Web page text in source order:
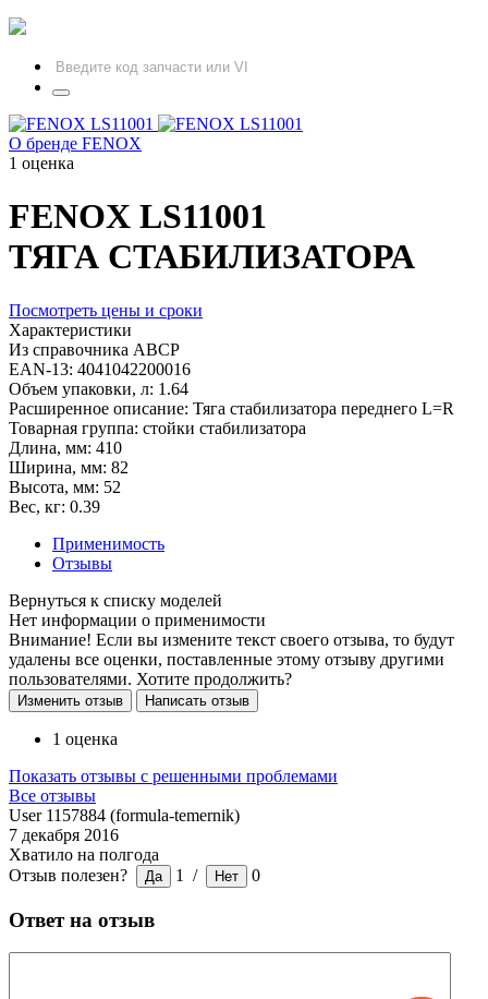
О бренде FENOX
1 оценка
FENOX LS11001
ТЯГА СТАБИЛИЗАТОРА
Посмотреть цены и сроки
Характеристики
Из справочника ABCP
EAN-13: 4041042200016
Объем упаковки, л: 1.64
Расширенное описание: Тяга стабилизатора переднего L=R
Товарная группа: стойки стабилизатора
Длина, мм: 410
Ширина, мм: 82
Высота, мм: 52
Вес, кг: 0.39
Применимость
Отзывы
Нет информации о применимости
Внимание! Если вы измените текст своего отзыва, то будут
удалены все оценки, поставленные этому отзыву другими
пользователями. Хотите продолжить?
1 оценка
Показать отзывы с решенными проблемами
Все отзывы
User 1157884 (formula-temernik)
7 декабря 2016
Хватило на полгода
Отзыв полезен?
1 / 0
Ответ на отзыв